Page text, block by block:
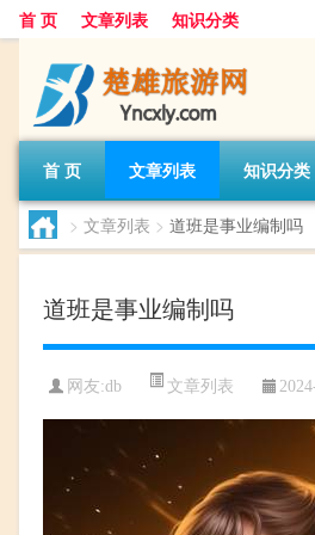
首 页 文章列表 知识分类
首 页 文章列表 知识分类
> 文章列表 > 道班是事业编制吗
道班是事业编制吗
网友:db 文章列表